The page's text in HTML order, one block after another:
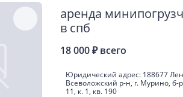
аренда
в спб
18 000 ₽ всего
Юридический адрес: 188677
Всеволожский р-н, г. Мурино, б-
11, к. 1, кв. 190